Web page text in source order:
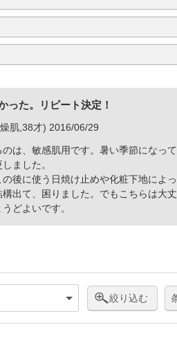
った。リピート決定！
肌,38才) 2016/06/29
は、敏感肌用です。暑い季節になっ
ました。
後に使う日焼け止めや化粧下地によ
構出て、困りました。でもこちらは大
どよいです。
絞り込む